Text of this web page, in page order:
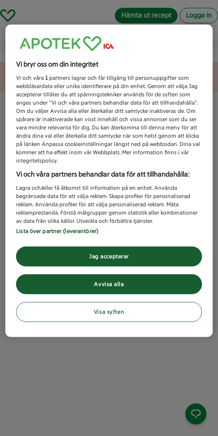
Hämta ut recept Logga in
Vad letar du efter idag?
Unknown error
Vi bryr oss om din integritet
Vi och våra1 partners lagrar och får tillgång till personuppgifter som
webbläsardata eller unika identifierare på din enhet. Genom att välja Jag
accepterar tillåter du att spårningstekniker används för de syften som
anges under ”Vi och våra partners behandlar data för att tillhandahålla”.
Om du väljer Avvisa alla eller återkallar ditt samtycke inaktiveras de. Om
spårare är inaktiverade kan visst innehåll och vissa annonser som du ser
vara mindre relevanta för dig. Du kan återkomma till denna meny för att
ändra dina val eller återkalla ditt samtycke när som helst genom att klicka
på länken Anpassa cookieinställningar längst ned på webbsidan. Dina val
kommer att ha effekt inom vår Webbplats. Mer information finns i vår
integritetspolicy.
Vi och våra partners behandlar data för att tillhandahålla:
Lagra och/eller få åtkomst till information på en enhet. Använda
begränsade data för att välja reklam. Skapa profiler för personaliserad
reklam. Använda profiler för att välja personaliserad reklam. Mäta
reklamprestanda. Förstå målgrupper genom statistik eller kombinationer
av data från olika källor. Utveckla och förbättra tjänster.
Lista över partner (leverantörer)
Avvisa alla
Jag accepterar
Visa syften